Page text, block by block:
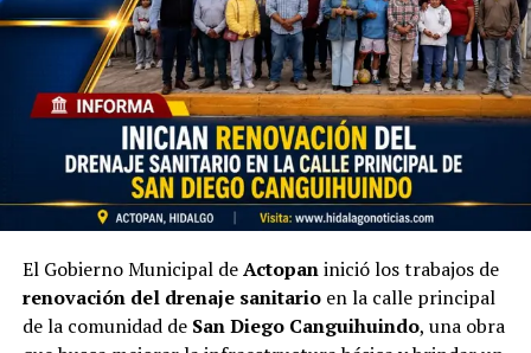
El Gobierno Municipal deActopaninició los trabajos de
renovación del drenaje sanitarioen la calle principal
de la comunidad de San Diego Canguihuindo, una obra